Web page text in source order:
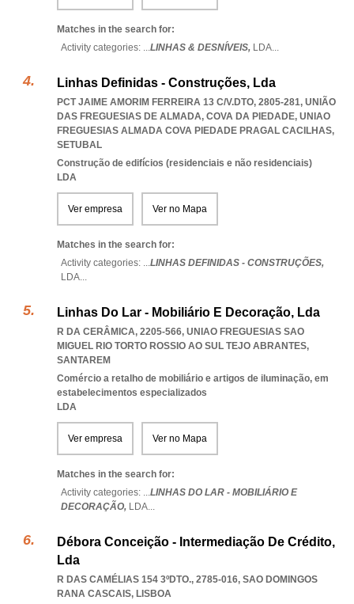
Matches in the search for:
Activity categories: ...LINHAS & DESNÍVEIS, LDA...
Linhas Definidas - Construções, Lda
PCT JAIME AMORIM FERREIRA 13 C/V.DTO, 2805-281, UNIÃO
DAS FREGUESIAS DE ALMADA, COVA DA PIEDADE, UNIAO
FREGUESIAS ALMADA COVA PIEDADE PRAGAL CACILHAS,
SETUBAL
Construção de edifícios (residenciais e não residenciais)
LDA
Ver empresa Ver no Mapa
Matches in the search for:
Activity categories: ...LINHAS DEFINIDAS - CONSTRUÇÕES,
LDA...
Linhas Do Lar - Mobiliário E Decoração, Lda
R DA CERÂMICA, 2205-566, UNIAO FREGUESIAS SAO
MIGUEL RIO TORTO ROSSIO AO SUL TEJO ABRANTES,
SANTAREM
Comércio a retalho de mobiliário e artigos de iluminação, em
estabelecimentos especializados
LDA
Ver empresa Ver no Mapa
Matches in the search for:
Activity categories: ...LINHAS DO LAR - MOBILIÁRIO E
DECORAÇÃO, LDA...
Débora Conceição - Intermediação De Crédito,
Lda
R DAS CAMÉLIAS 154 3ºDTO., 2785-016, SAO DOMINGOS
RANA CASCAIS, LISBOA